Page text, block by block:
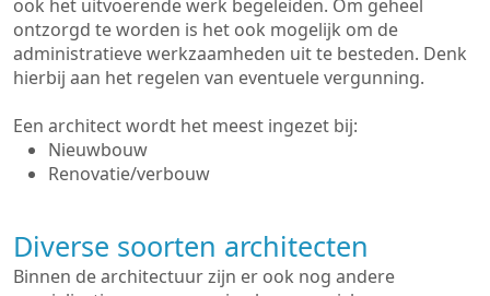
ook het uitvoerende werk begeleiden. Om geheel
ontzorgd te worden is het ook mogelijk om de
administratieve werkzaamheden uit te besteden. Denk
hierbij aan het regelen van eventuele vergunning.
Een architect wordt het meest ingezet bij:
Nieuwbouw
Renovatie/verbouw
Diverse soorten architecten
Binnen de architectuur zijn er ook nog andere